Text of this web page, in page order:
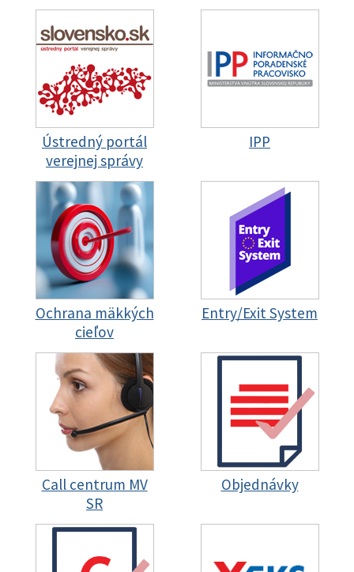
Ústredný portál
verejnej správy
IPP
Ochrana mäkkých
cieľov
Entry/Exit System
Call centrum MV
SR
Objednávky